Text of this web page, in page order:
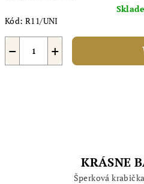
cena:
Kód: R11/UNI
+
−
KRÁSNE
Šperková